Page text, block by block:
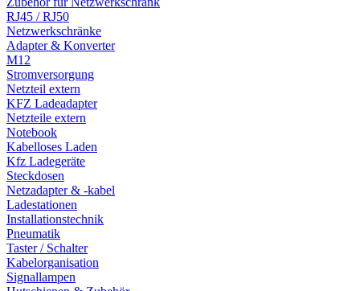
RJ45 / RJ50
Netzwerkschränke
Adapter & Konverter
M12
Stromversorgung
Netzteil extern
KFZ Ladeadapter
Netzteile extern
Notebook
Kabelloses Laden
Kfz Ladegeräte
Steckdosen
Netzadapter & -kabel
Ladestationen
Installationstechnik
Pneumatik
Taster / Schalter
Kabelorganisation
Signallampen